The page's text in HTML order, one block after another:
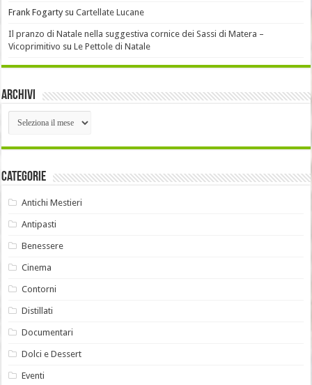
Frank FogartysuCartellate Lucane
Il pranzo di Natale nella suggestiva cornice dei Sassi di Matera –
Vicoprimitivo suLe Pettole di Natale
Archivi
Archivi
Categorie
Antichi Mestieri
Antipasti
Benessere
Cinema
Contorni
Distillati
Documentari
Dolci e Dessert
Eventi